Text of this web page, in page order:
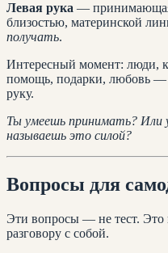
Левая рука —
близостью, материнской
получать.
Интересный момент: люди,
помощь, подарки, любовь —
руку.
Ты умеешь принимать? Или
называешь это силой?
Вопросы для
Эти вопросы — не тест. Это
разговору с собой.